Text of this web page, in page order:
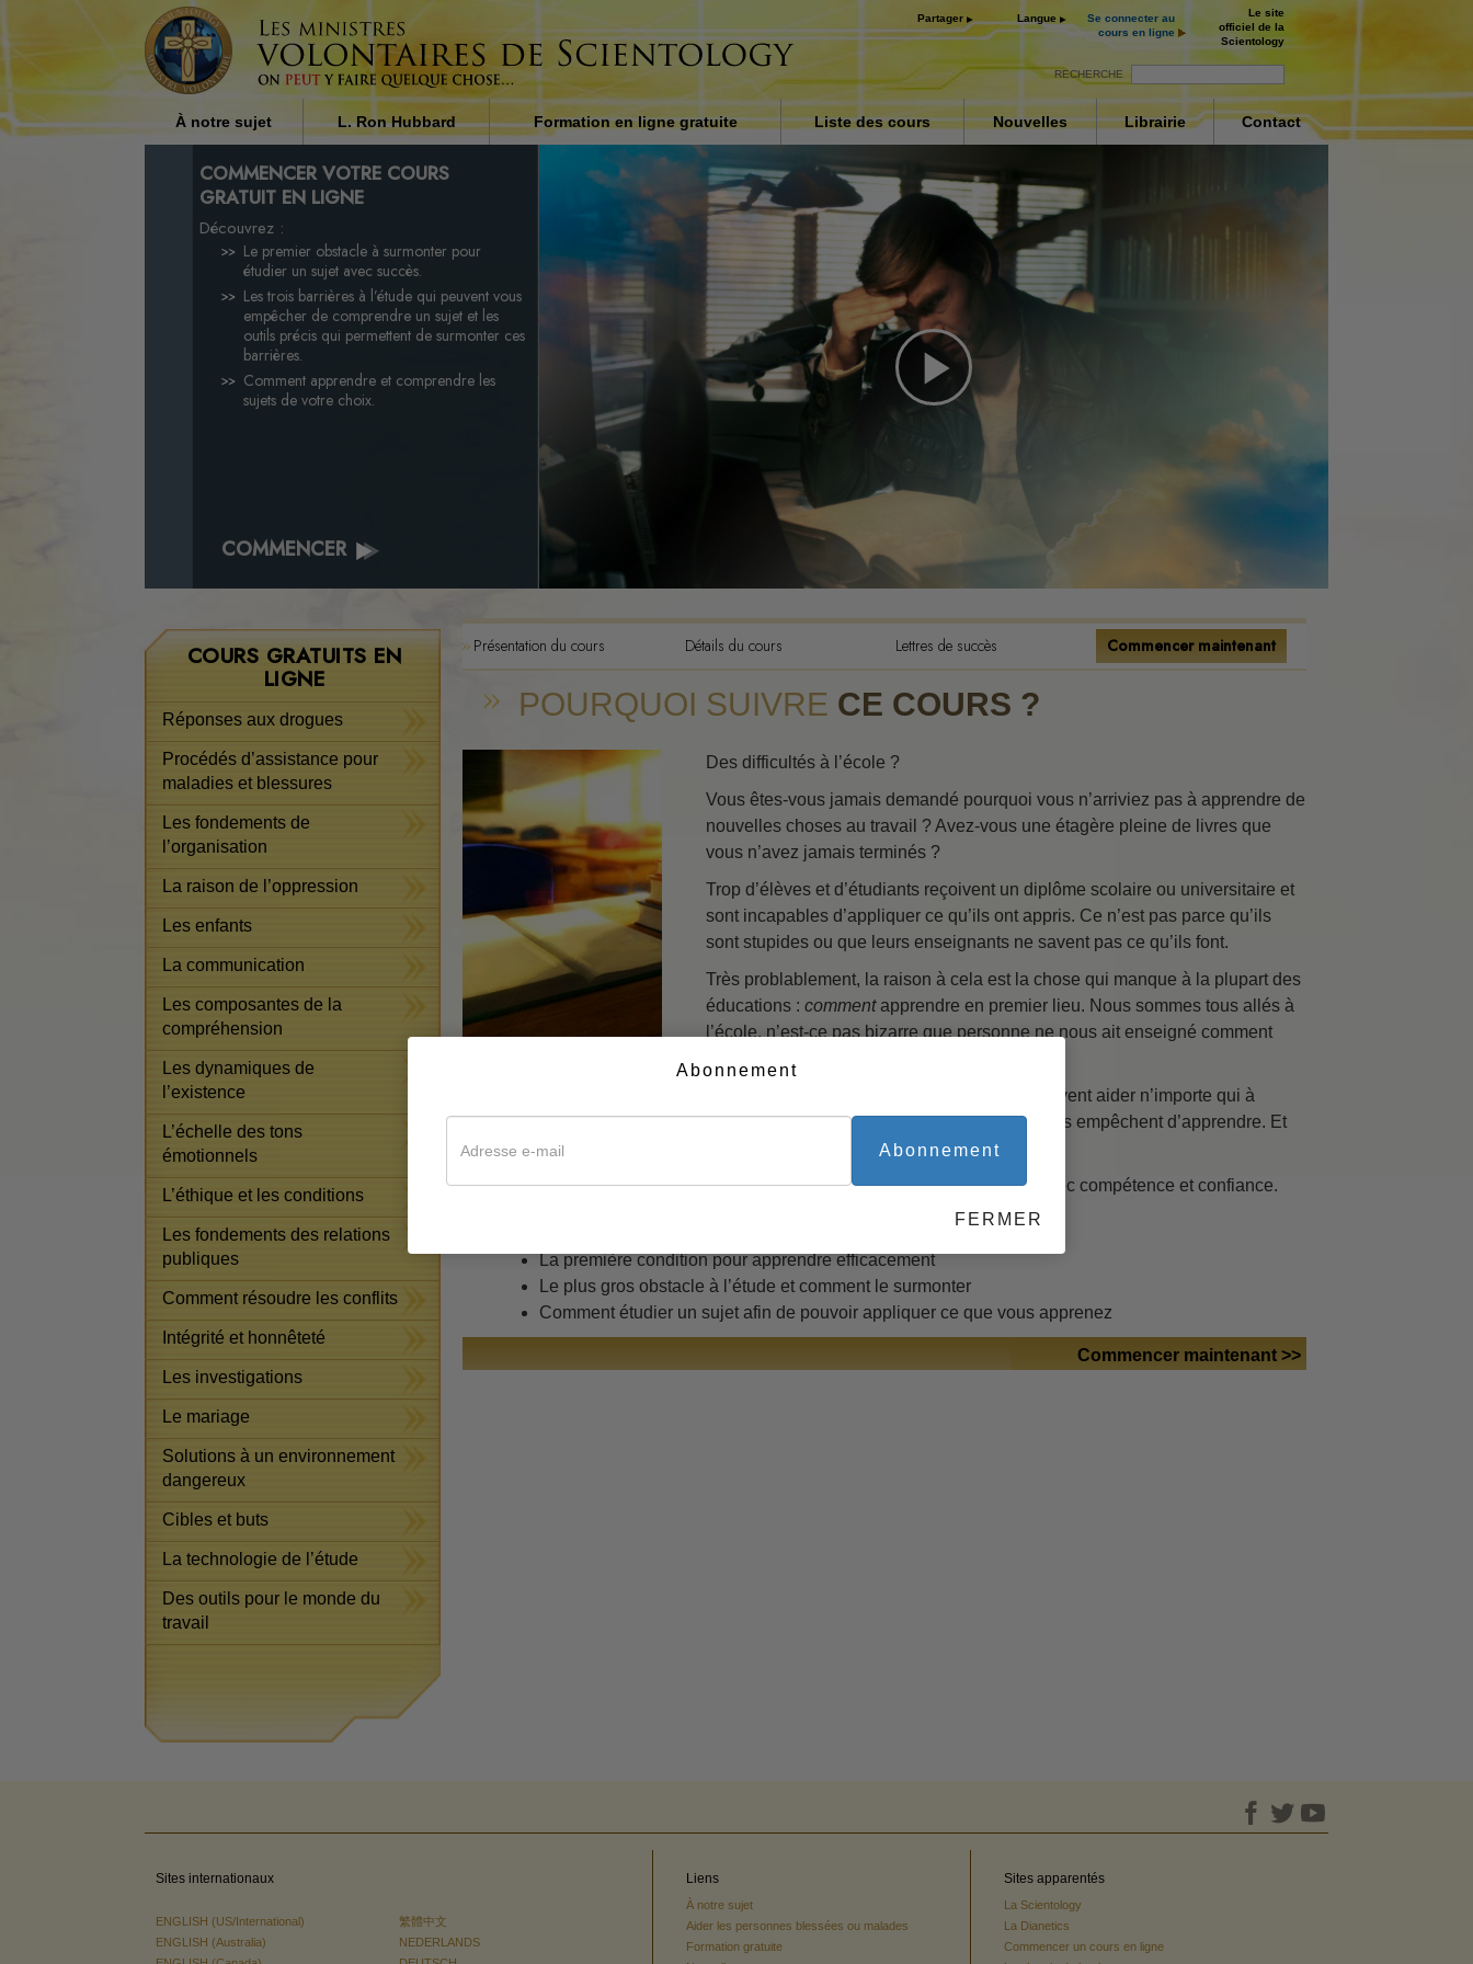
Partager Langue
Se connecter au
cours en ligne
Le site
officiel de la
Scientology
RECHERCHE
À notre sujet
Qui sont les ministres
volontaires ?
Pourquoi apportons-nous notre
L. Ron Hubbard
L’influence de la religion dans
la société par L. Ron Hubbard
Formation en ligne gratuite Liste des cours
Introduction
Réponses aux drogues
Procédés d’assistance pour
maladies et blessures
Les fondements de
l’organisation
La raison de l’oppression
Communiquer efficacement
Les composantes de la
compréhension
Les dynamiques de l’existence
L’éthique et les conditions
publiques
Les investigations
Solutions à un environnement
Cibles et buts
La technologie de l’étude
Nouvelles Librairie Contact
Play
Video
COMMENCER VOTRE COURS
GRATUIT EN LIGNE
Découvrez :
Le premier obstacle à surmonter pour
étudier un sujet avec succès.
Les trois barrières à l’étude qui peuvent vous
empêcher de comprendre un sujet et les
outils précis qui permettent de surmonter ces
barrières.
Comment apprendre et comprendre les
sujets de votre choix.
COMMENCER
Présentation du cours Détails du cours Lettres de succès Commencer maintenant
POURQUOI SUIVRE CE COURS ?
Des difficultés à l’école ?
Vous êtes-vous jamais demandé pourquoi vous n’arriviez pas à apprendre de
nouvelles choses au travail ? Avez-vous une étagère pleine de livres que
vous n’avez jamais terminés ?
Trop d’élèves et d’étudiants reçoivent un diplôme scolaire ou universitaire et
sont incapables d’appliquer ce qu’ils ont appris. Ce n’est pas parce qu’ils
sont stupides ou que leurs enseignants ne savent pas ce qu’ils font.
Très problablement, la raison à cela est la chose qui manque à la plupart des
éducations : commentapprendre en premier lieu. Nous sommes tous allés à
l’école, n’est-ce pas bizarre que personne ne nous ait enseigné comment
Les informations que vous apprendrez ici peuvent aider n’importe qui à
améliorer son aptitude à apprendre. Vous allez découvrir les barrières qui vous empêchent d’apprendre. Et
vous saurez comment les surmonter.
Voici une technologie qui vous permettra d’apprendre n’importe quel sujet avec compétence et confiance.
Dans le cours gratuit en ligne, La technologie de l’étude, découvrez :
La première condition pour apprendre efficacement
Le plus gros obstacle à l’étude et comment le surmonter
Comment étudier un sujet afin de pouvoir appliquer ce que vous apprenez
Commencer maintenant >>
COURS GRATUITS EN
LIGNE
Réponses aux drogues
Procédés d’assistance pour
maladies et blessures
Les fondements de
l’organisation
La raison de l’oppression
Les enfants
La communication
Les composantes de la
compréhension
Les dynamiques de
l’existence
L’échelle des tons
émotionnels
L’éthique et les conditions
Les fondements des relations
publiques
Comment résoudre les conflits
Intégrité et honnêteté
Les investigations
Le mariage
Solutions à un environnement
dangereux
Cibles et buts
La technologie de l’étude
Des outils pour le monde du
travail
Sites internationaux
ENGLISH (US/International)
ENGLISH (Australia)
繁體中文
NEDERLANDS
Liens
À notre sujet
Aider les personnes blessées ou malades
Formation gratuite
Sites apparentés
La Scientology
La Dianetics
Commencer un cours en ligne
Abonnement
Abonnement
FERMER